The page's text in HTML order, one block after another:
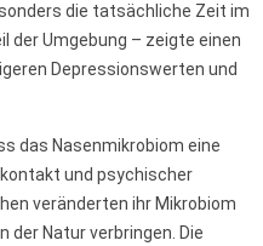
die tatsächliche Zeit im
der Umgebung – zeigte einen
Depressionswerten und
das Nasenmikrobiom eine
und psychischer
veränderten ihr Mikrobiom
der Natur verbringen. Die